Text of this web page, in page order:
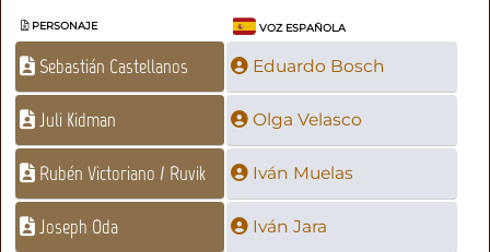
PERSONAJE VOZ ESPAÑOLA
Sebastián Castellanos Eduardo Bosch
Juli Kidman Olga Velasco
Rubén Victoriano / Ruvik Iván Muelas
Joseph Oda Iván Jara